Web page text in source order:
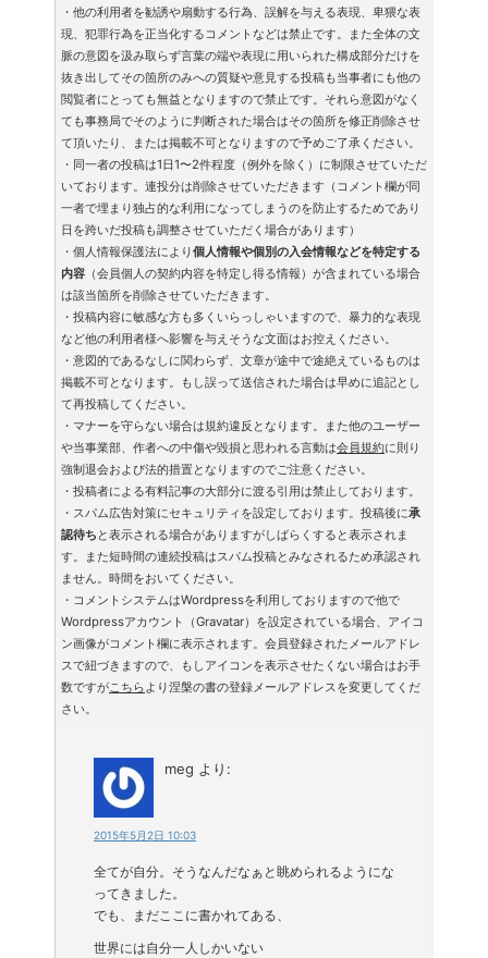
・他の利用者を勧誘や扇動する行為、誤解を与える表現、卑猥な表
現、犯罪行為を正当化するコメントなどは禁止です。また全体の文
脈の意図を汲み取らず言葉の端や表現に用いられた構成部分だけを
抜き出してその箇所のみへの質疑や意見する投稿も当事者にも他の
閲覧者にとっても無益となりますので禁止です。それら意図がなく
ても事務局でそのように判断された場合はその箇所を修正削除させ
て頂いたり、または掲載不可となりますので予めご了承ください。
・同一者の投稿は1日1〜2件程度（例外を除く）に制限させていただ
いております。連投分は削除させていただきます（コメント欄が同
一者で埋まり独占的な利用になってしまうのを防止するためであり
日を跨いだ投稿も調整させていただく場合があります）
・個人情報保護法により個人情報や個別の入会情報などを特定する
内容 （会員個人の契約内容を特定し得る情報）が含まれている場合
は該当箇所を削除させていただきます。
・投稿内容に敏感な方も多くいらっしゃいますので、暴力的な表現
など他の利用者様へ影響を与えそうな文面はお控えください。
・意図的であるなしに関わらず、文章が途中で途絶えているものは
掲載不可となります。もし誤って送信された場合は早めに追記とし
て再投稿してください。
・マナーを守らない場合は規約違反となります。また他のユーザー
や当事業部、作者への中傷や毀損と思われる言動は会員規約に則り
強制退会および法的措置となりますのでご注意ください。
・投稿者による有料記事の大部分に渡る引用は禁止しております。
・スパム広告対策にセキュリティを設定しております。投稿後に承
認待ち と表示される場合がありますがしばらくすると表示されま
す。また短時間の連続投稿はスパム投稿とみなされるため承認され
ません。時間をおいてください。
・コメントシステムはWordpressを利用しておりますので他で
Wordpressアカウント（Gravatar）を設定されている場合、アイコ
ン画像がコメント欄に表示されます。会員登録されたメールアドレ
スで紐づきますので、もしアイコンを表示させたくない場合はお手
数ですがこちらより涅槃の書の登録メールアドレスを変更してくだ
さい。
meg より:
2015年5月2日 10:03
全てが自分。そうなんだなぁと眺められるようにな
ってきました。
でも、まだここに書かれてある、
世界には自分一人しかいない